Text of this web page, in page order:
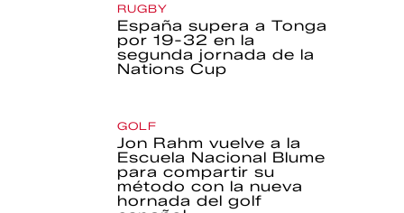
RUGBY
España supera a Tonga
por 19-32 en la
segunda jornada de la
Nations Cup
GOLF
Jon Rahm vuelve a la
Escuela Nacional Blume
para compartir su
método con la nueva
hornada del golf